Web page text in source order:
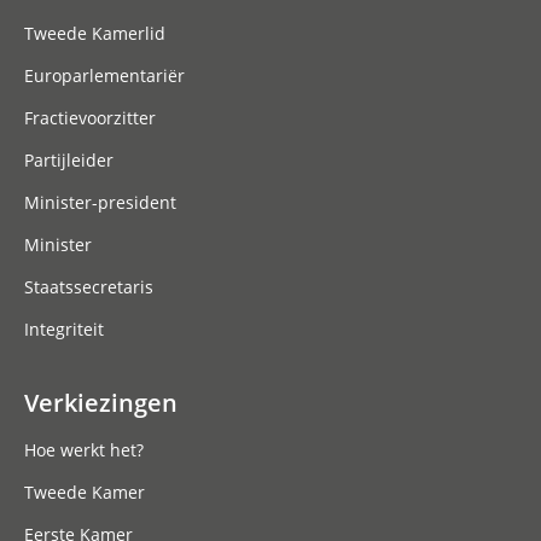
Tweede Kamerlid
Europarlementariër
Fractievoorzitter
Partijleider
Minister-president
Minister
Staatssecretaris
Integriteit
Verkiezingen
Hoe werkt het?
Tweede Kamer
Eerste Kamer